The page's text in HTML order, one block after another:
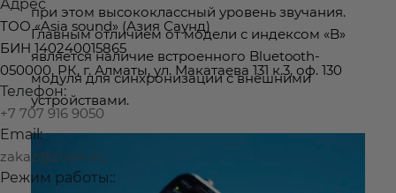
при этом высококлассный уровень звучания.
Главным отличием от модели с индексом «B»
является наличие встроенного Bluetooth-
модуля для синхронизации с внешними
устройствами.
Адрес
ТОО «Asia sound» (Азия Саунд)
БИН 140240015865
050000, РК, г. Алматы, ул. Макатаева 131 к.3, оф. 130
Телефон:
+7 707 916 9050
Email:
zakaz@zoom.kz
Режим работы::